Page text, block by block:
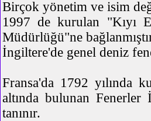
Birçok yönetim ve isim
1997 de kurulan "Kıyı
Müdürlüğü"ne
İngiltere'de genel deniz
Fransa'da 1792 yılında
altında bulunan
tanınır.